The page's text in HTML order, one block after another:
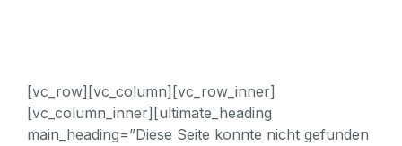
[vc_row][vc_column][vc_row_inner]
[vc_column_inner][ultimate_heading
main_heading=”Diese Seite konnte nicht gefunden